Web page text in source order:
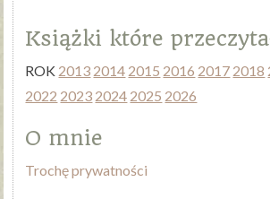
Książki które
ROK 2013 2014 2015 2016 2017 2018
2022 2023 2024 2025 2026
O mnie
Trochę prywatności